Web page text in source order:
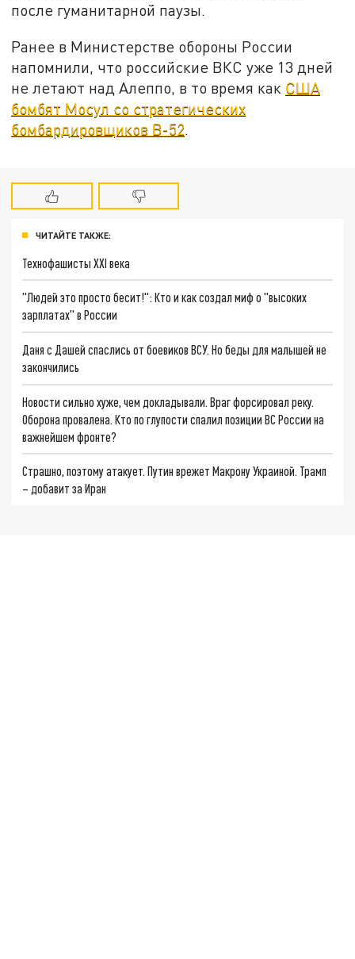
после гуманитарной паузы.
Ранее в Министерстве обороны России
напомнили, что российские ВКС уже 13 дней
не летают над Алеппо, в то время как США
бомбят Мосул со стратегических
бомбардировщиков B-52.
ЧИТАЙТЕ ТАКЖЕ:
Технофашисты XXI века
"Людей это просто бесит!": Кто и как создал миф о "высоких
зарплатах" в России
Даня с Дашей спаслись от боевиков ВСУ. Но беды для малышей не
закончились
Новости сильно хуже, чем докладывали. Враг форсировал реку.
Оборона провалена. Кто по глупости спалил позиции ВС России на
важнейшем фронте?
Страшно, поэтому атакует. Путин врежет Макрону Украиной. Трамп
– добавит за Иран